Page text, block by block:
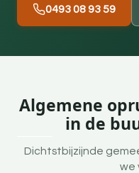
0493 08 93 59
Algemene
in de
Dichtstbijzijnde
we